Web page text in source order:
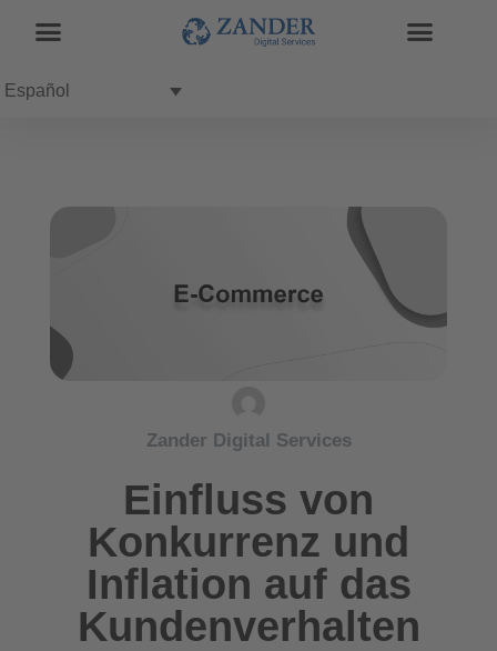
Español
Zander Digital Services
Einfluss von
Konkurrenz und
Inflation auf das
Kundenverhalten